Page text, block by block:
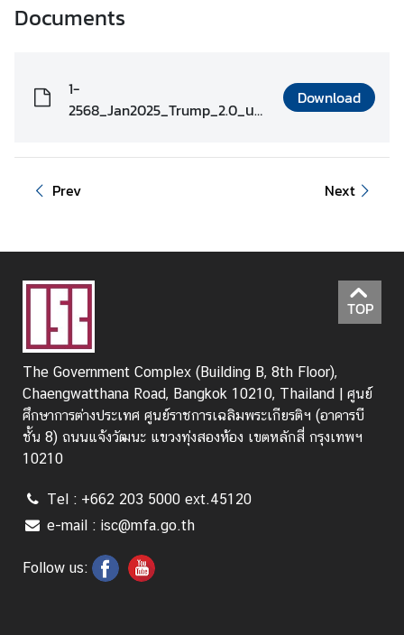
Documents
1-
2568_Jan2025_Trump_2.0_นภ
Download
Prev Next
TOP
The Government Complex (Building B, 8th Floor),
Chaengwatthana Road, Bangkok 10210, Thailand | ศูนย์
ศึกษาการต่างประเทศ ศูนย์ราชการเฉลิมพระเกียรติฯ (อาคารบี
ชั้น 8) ถนนแจ้งวัฒนะ แขวงทุ่งสองห้อง เขตหลักสี่ กรุงเทพฯ
10210
Tel : +662 203 5000 ext.45120
e-mail : isc@mfa.go.th
Follow us: